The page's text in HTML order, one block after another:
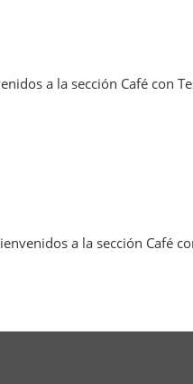
a la sección Café con
a la sección Café